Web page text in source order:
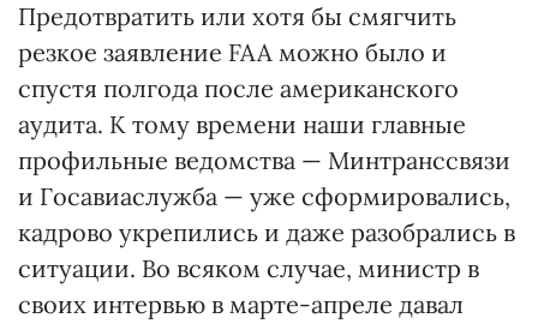
Предотвратить или хотя бы смягчить
резкое заявление FAA можно было и
спустя полгода после американского
аудита. К тому времени наши главные
профильные ведомства — Минтранссвязи
и Госавиаслужба — уже сформировались,
кадрово укрепились и даже разобрались в
ситуации. Во всяком случае, министр в
своих интервью в марте-апреле давал